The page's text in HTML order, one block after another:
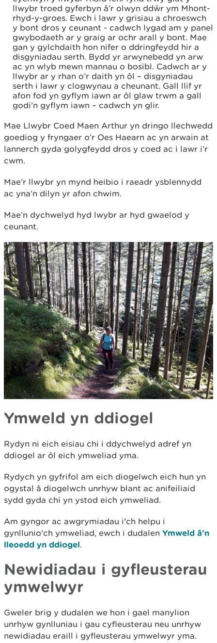
llwybr troed gyferbyn â’r olwyn ddŵr ym Mhont-
rhyd-y-groes. Ewch i lawr y grisiau a chroeswch
y bont dros y ceunant - cadwch lygad am y panel
gwybodaeth ar y graig ar ochr arall y bont. Mae
gan y gylchdaith hon nifer o ddringfeydd hir a
disgyniadau serth. Bydd yr arwynebedd yn arw
ac yn wlyb mewn mannau o bosibl. Cadwch ar y
llwybr ar y rhan o’r daith yn ôl – disgyniadau
serth i lawr y clogwynau a cheunant. Gall llif yr
afon fod yn gyflym iawn ar ôl glaw trwm a gall
godi’n gyflym iawn – cadwch yn glir.
Mae Llwybr Coed Maen Arthur yn dringo llechwedd
goediog y fryngaer o’r Oes Haearn ac yn arwain at
lannerch gyda golygfeydd dros y coed ac i lawr i’r
cwm.
Mae’r llwybr yn mynd heibio i raeadr ysblennydd
ac yna’n dilyn yr afon chwim.
Mae’n dychwelyd hyd lwybr ar hyd gwaelod y
ceunant.
Ymweld yn ddiogel
Rydyn ni eich eisiau chi i ddychwelyd adref yn
ddiogel ar ôl eich ymweliad yma.
Rydych yn gyfrifol am eich diogelwch eich hun yn
ogystal â diogelwch unrhyw blant ac anifeiliaid
sydd gyda chi yn ystod eich ymweliad.
Am gyngor ac awgrymiadau i'ch helpu i
gynllunio'ch ymweliad, ewch i dudalen Ymweld â'n
lleoedd yn ddiogel.
Newidiadau i gyfleusterau
ymwelwyr
Gweler brig y dudalen we hon i gael manylion
unrhyw gynlluniau i gau cyfleusterau neu unrhyw
newidiadau eraill i gyfleusterau ymwelwyr yma.